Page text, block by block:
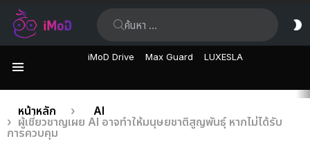
iMoD Drive Max Guard LUXESLA
เรื่อง
ล่าสุด
คุณอยู่ที่นี่:
หน้าหลัก
AI
ผู้เชี่ยวชาญเผย AI อาจทำให้มนุษยชาติสูญพันธุ์ หากไม่ได้รับ
การควบคุม